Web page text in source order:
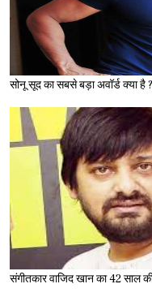
सोनू सूद
संगीतकार वाजिद